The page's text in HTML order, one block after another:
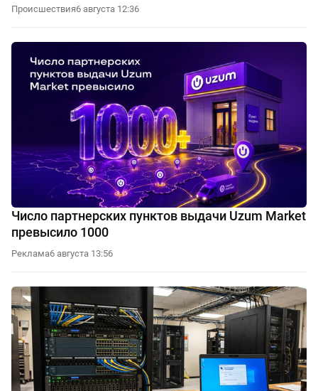
Происшествия6 августа 12:36
Число партнерских пунктов выдачи Uzum Market
превысило 1000
Реклама6 августа 13:56